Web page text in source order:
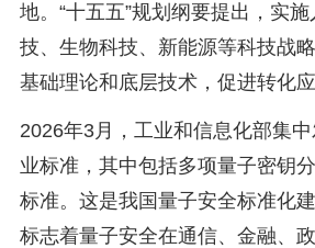
地。“十五五”规划纲要提出，实
技、生物科技、新能源等科技战
基础理论和底层技术，促进转化应
2026年3月，工业和信息化部集
业标准，其中包括多项量子密钥
标准。这是我国量子安全标准化
标志着量子安全在通信、金融、